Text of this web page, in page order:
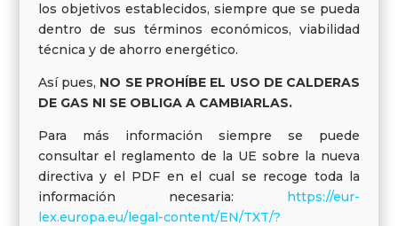
los objetivos establecidos, siempre que se pueda
dentro de sus términos económicos, viabilidad
técnica y de ahorro energético.
Así pues, NO SE PROHÍBE EL USO DE CALDERAS
DE GAS NI SE OBLIGA A CAMBIARLAS.
Para más información siempre se puede
consultar el reglamento de la UE sobre la nueva
directiva y el PDF en el cual se recoge toda la
información necesaria:
https://eur-
lex.europa.eu/legal-content/EN/TXT/?